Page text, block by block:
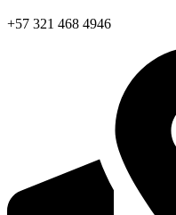
+57 321 468 4946